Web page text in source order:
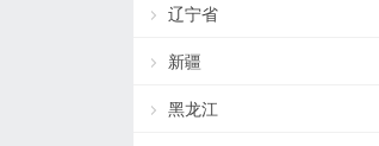
辽宁省
新疆
黑龙江